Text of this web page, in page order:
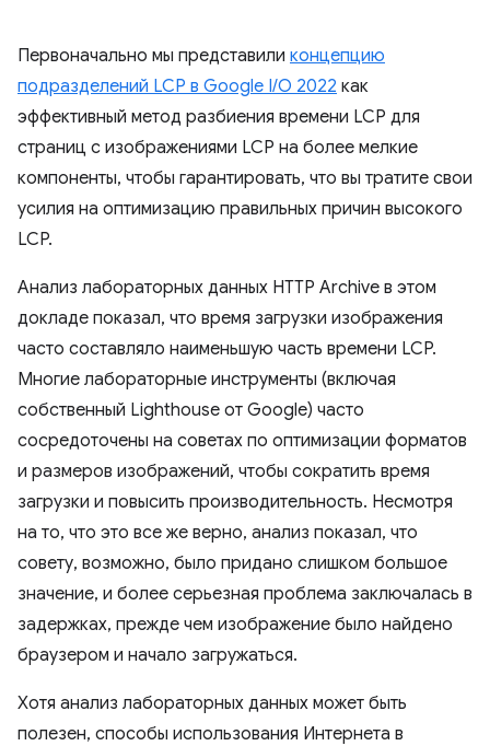
Первоначально мы представили концепцию
подразделений LCP в Google I/O 2022 как
эффективный метод разбиения времени LCP для
страниц с изображениями LCP на более мелкие
компоненты, чтобы гарантировать, что вы тратите свои
усилия на оптимизацию правильных причин высокого
LCP.
Анализ лабораторных данных HTTP Archive в этом
докладе показал, что время загрузки изображения
часто составляло наименьшую часть времени LCP.
Многие лабораторные инструменты (включая
собственный Lighthouse от Google) часто
сосредоточены на советах по оптимизации форматов
и размеров изображений, чтобы сократить время
загрузки и повысить производительность. Несмотря
на то, что это все же верно, анализ показал, что
совету, возможно, было придано слишком большое
значение, и более серьезная проблема заключалась в
задержках, прежде чем изображение было найдено
браузером и начало загружаться.
Хотя анализ лабораторных данных может быть
полезен, способы использования Интернета в